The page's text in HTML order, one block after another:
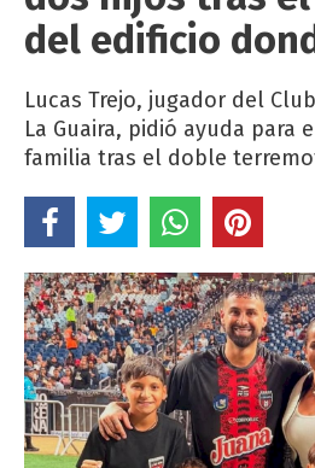
del edificio
Lucas Trejo, jugador del
La Guaira, pidió ayuda para
familia tras el doble